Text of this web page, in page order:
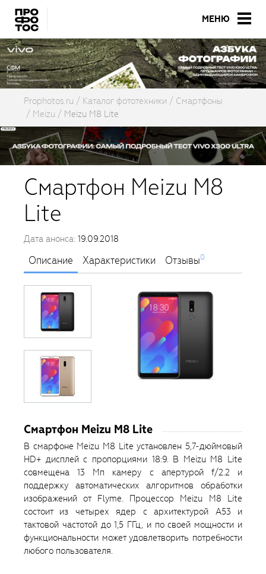
МЕНЮ
Prophotos.ru Каталог фототехники
Смартфоны
Meizu
Meizu M8 Lite
Смартфон Meizu M8
Lite
Дата анонса: 19.09.2018
Описание Характеристики Отзывы0
Смартфон Meizu M8 Lite
В смарфоне Meizu М8 Lite установлен 5,7-дюймовый
HD+ дисплей с пропорциями 18:9. В Meizu M8 Lite
совмещена 13 Мп камеру с апертурой f/2.2 и
поддержку автоматических алгоритмов обработки
изображений от Flyme. Процессор Meizu M8 Lite
состоит из четырех ядер с архитектурой A53 и
тактовой частотой до 1,5 ГГц, и по своей мощности и
функциональности может удовлетворить потребности
любого пользователя.